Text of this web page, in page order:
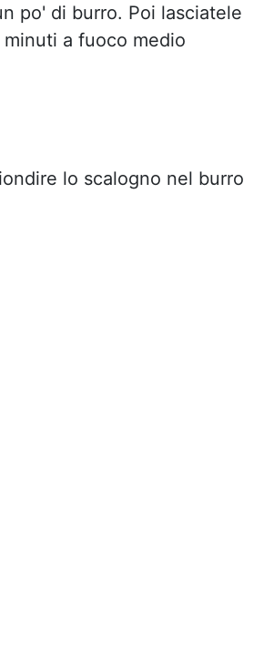
po' di burro. Poi lasciatele
a fuoco medio
lo scalogno nel burro